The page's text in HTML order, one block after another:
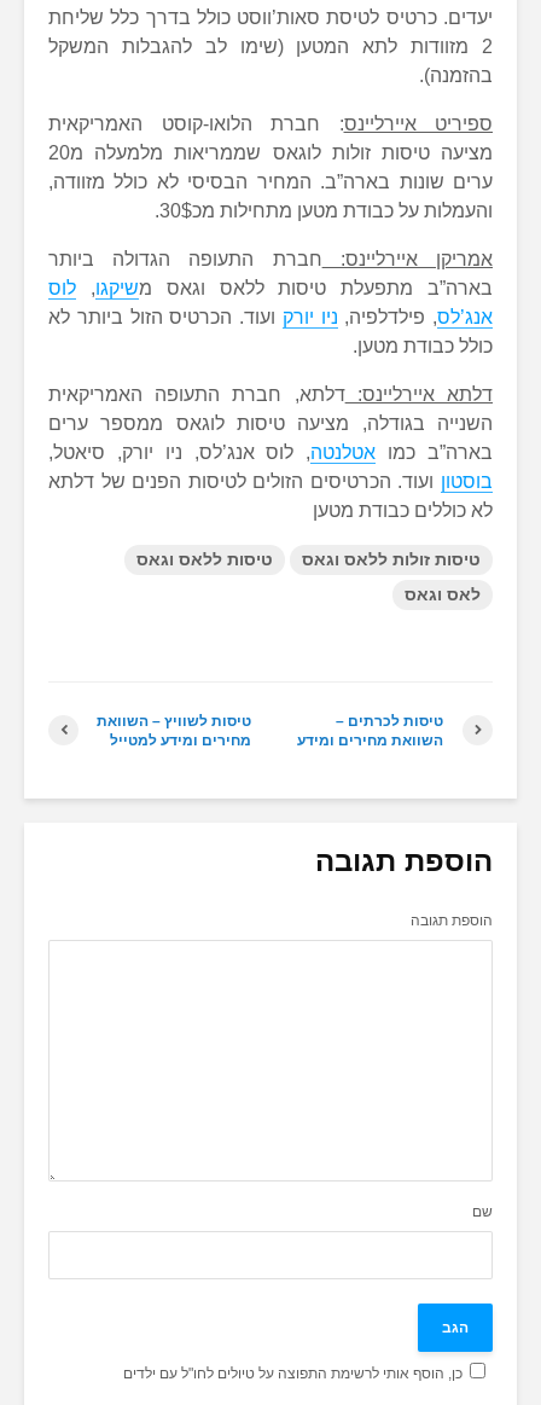
יעדים. כרטיס לטיסת סאות’ווסט כולל בדרך כלל שליחת
2 מזוודות לתא המטען (שימו לב להגבלות המשקל
בהזמנה).
ספיריט איירליינס: חברת הלואו-קוסט האמריקאית
מציעה טיסות זולות לוגאס שממריאות מלמעלה מ20
ערים שונות בארה”ב. המחיר הבסיסי לא כולל מזוודה,
והעמלות על כבודת מטען מתחילות מכ30$.
אמריקן איירליינס: חברת התעופה הגדולה ביותר
בארה”ב מתפעלת טיסות ללאס וגאס משיקגו, לוס
אנג’לס, פילדלפיה, ניו יורק ועוד. הכרטיס הזול ביותר לא
כולל כבודת מטען.
דלתא איירליינס:דלתא, חברת התעופה האמריקאית
השנייה בגודלה, מציעה טיסות לוגאס ממספר ערים
בארה”ב כמו אטלנטה, לוס אנג’לס, ניו יורק, סיאטל,
בוסטון ועוד. הכרטיסים הזולים לטיסות הפנים של דלתא
לא כוללים כבודת מטען
טיסות זולות ללאס וגאס
טיסות ללאס וגאס
לאס וגאס
טיסות לשוויץ – השוואת
מחירים ומידע למטייל
טיסות לכרתים –
השוואת מחירים ומידע
הוספת תגובה
הוספת תגובה
שם
כן, הוסף אותי לרשימת התפוצה על טיולים לחו"ל עם ילדים